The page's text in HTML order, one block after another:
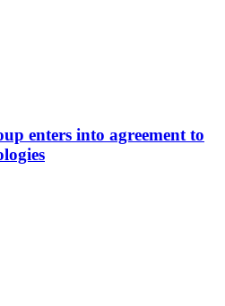
enters into agreement to